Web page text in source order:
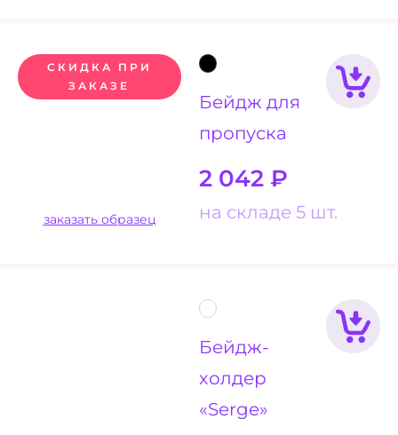
СКИДКА ПРИ
ЗАКАЗЕ
Бейдж для
пропуска
2 042 ₽
на складе 5 шт.
заказать образец
Бейдж-
холдер
«Serge»